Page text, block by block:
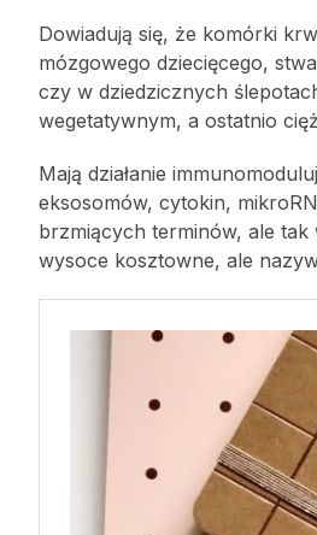
Dowiadują się, że komórki
mózgowego dziecięcego,
czy w dziedzicznych
wegetatywnym, a ostatnio
Mają działanie
eksosomów, cytokin,
brzmiących terminów, ale tak
wysoce kosztowne, ale